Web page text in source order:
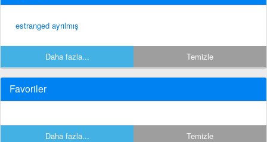
estranged ayrılmış
Daha fazla... Temizle
Favoriler
Daha fazla... Temizle